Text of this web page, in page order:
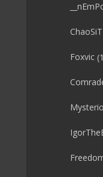
ChaoSiT
Foxvic